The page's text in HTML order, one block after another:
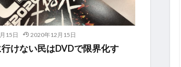
15日 2020年12月15日
けない民はDVDで限界化す